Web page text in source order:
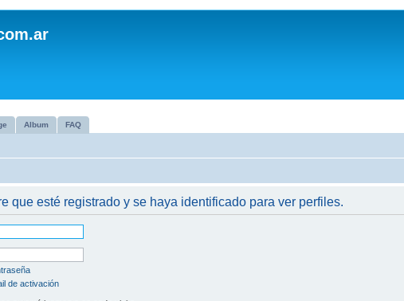
Album FAQ
que esté registrado y se haya identificado para ver perfiles.
de activación